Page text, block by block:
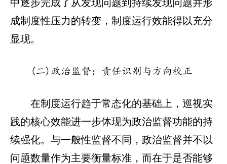
中逐步完成了从发现问题到持续发现问题并形
成制度性压力的转变，制度运行效能得以充分
显现。
(二)政治监督：责任识别与方向校正
在制度运行趋于常态化的基础上，巡视实
践的核心效能进一步体现为政治监督功能的持
续强化。与一般性监督不同，政治监督并不以
问题数量作为主要衡量标准，而在于是否能够